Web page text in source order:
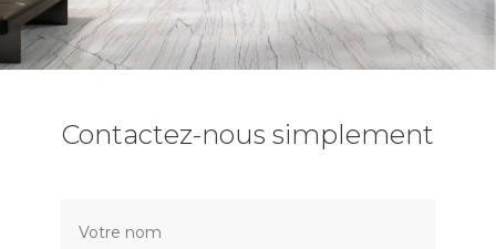
Contactez-nous simplement